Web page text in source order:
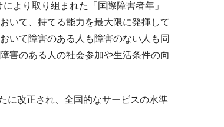
より取り組まれた「国際障害者年」
いて、持てる能力を最大限に発揮して
いて障害のある人も障害のない人も同
害のある人の社会参加や生活条件の向
に改正され、全国的なサービスの水準